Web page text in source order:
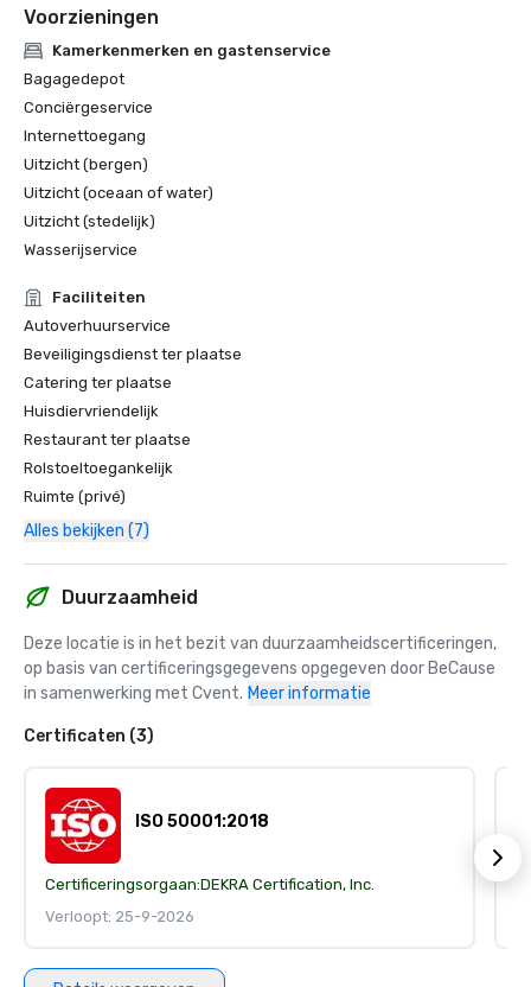
Voorzieningen
Kamerkenmerken en gastenservice
Bagagedepot
Conciërgeservice
Internettoegang
Uitzicht (bergen)
Uitzicht (oceaan of water)
Uitzicht (stedelijk)
Wasserijservice
Faciliteiten
Autoverhuurservice
Beveiligingsdienst ter plaatse
Catering ter plaatse
Huisdiervriendelijk
Restaurant ter plaatse
Rolstoeltoegankelijk
Ruimte (privé)
Alles bekijken (7)
Duurzaamheid
Deze locatie is in het bezit van duurzaamheidscertificeringen,
op basis van certificeringsgegevens opgegeven door BeCause
in samenwerking met Cvent. Meer informatie
Certificaten (3)
ISO 50001:2018
Certificeringsorgaan:DEKRA Certification, Inc.
Verloopt: 25-9-2026